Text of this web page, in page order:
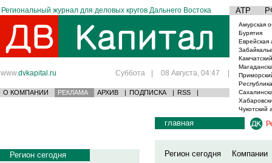
Региональный журнал для деловых кругов Дальнего Востока АТР
www.dvkapital.ru Суббота | 08 Августа, 04:47 |
О КОМПАНИИ РЕКЛАМА АРХИВ | ПОДПИСКА | RSS |
Амурская
Бурятия
Еврейская
Чукотский
Регион сегодня
главная
Регион сегодня
Компании